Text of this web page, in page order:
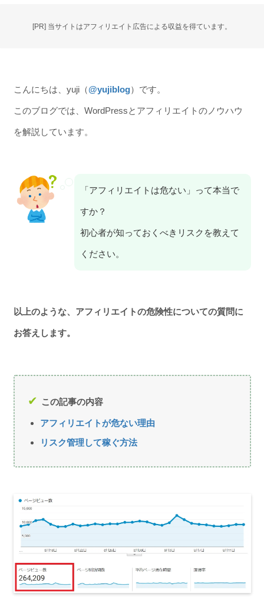
[PR] 当サイトはアフィリエイト広告による収益を得ています。
こんにちは、yuji（@yujiblog）です。
このブログでは、WordPressとアフィリエイトのノウハウ
を解説しています。
「アフィリエイトは危ない」って本当で
すか？
初心者が知っておくべきリスクを教えて
ください。
以上のような、アフィリエイトの危険性についての質問に
お答えします。
この記事の内容
アフィリエイトが危ない理由
リスク管理して稼ぐ方法